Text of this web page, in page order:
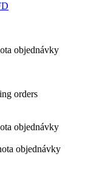
objednávky
orders
objednávky
objednávky